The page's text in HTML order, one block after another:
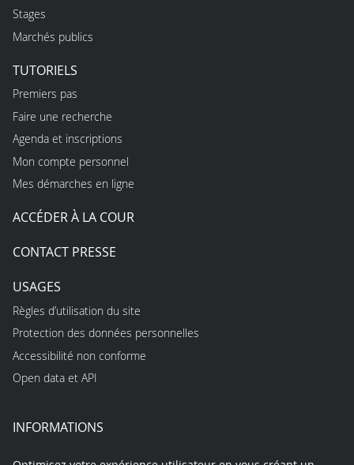
Stages
Marchés publics
TUTORIELS
Premiers pas
Faire une recherche
Agenda et inscriptions
Mon compte personnel
Mes démarches en ligne
ACCÉDER À LA COUR
CONTACT PRESSE
USAGES
Règles d’utilisation du site
Protection des données personnelles
Accessibilité non conforme
Open data et API
INFORMATIONS